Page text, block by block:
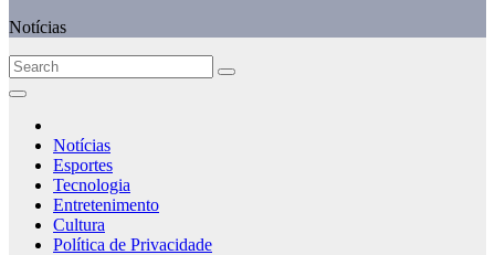
Notícias
Notícias
Esportes
Tecnologia
Entretenimento
Cultura
Política de Privacidade